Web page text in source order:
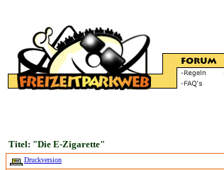
Titel: "Die E-Zigarette"
Druckversion